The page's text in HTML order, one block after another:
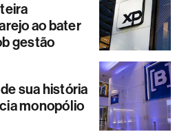
ao bater
gestão
sua história
monopólio